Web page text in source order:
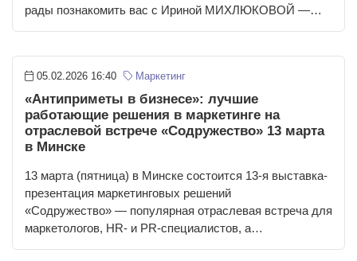
рады познакомить вас с Ириной МИХЛЮКОВОЙ —…
05.02.2026 16:40 Маркетинг
«Антиприметы в бизнесе»: лучшие
работающие решения в маркетинге на
отраслевой встрече «Содружество» 13 марта
в Минске
13 марта (пятница) в Минске состоится 13-я выставка-
презентация маркетинговых решений
«Содружество» — популярная отраслевая встреча для
маркетологов, HR- и PR-специалистов, а…